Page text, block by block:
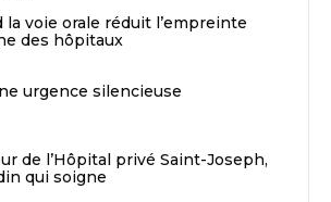
la voie orale réduit l’empreinte
des hôpitaux
urgence silencieuse
de l’Hôpital privé Saint-Joseph,
qui soigne